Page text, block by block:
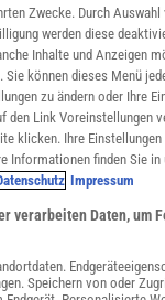
Gymglish
Zwecke. Durch
werden diese
Inhalte und Anzeigen
können dieses Menü
zu ändern oder Ihre
den Link Voreinstellungen
klicken. Ihre
Informationen finden Sie in
Impressum
verarbeiten Daten, um
Speichern von oder